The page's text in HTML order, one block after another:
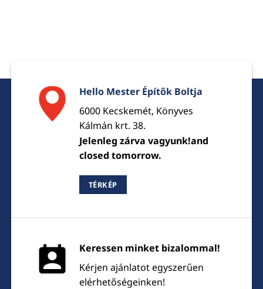
Hello Mester Építők Boltja
6000 Kecskemét, Könyves
Kálmán krt. 38.
Jelenleg zárva vagyunk!and
closed tomorrow.
TÉRKÉP
Keressen minket bizalommal!
Kérjen ajánlatot egyszerűen
elérhetőségeinken!